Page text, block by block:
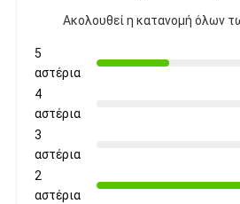
Ακολουθεί η κατανομή όλων
5
αστέρια
4
αστέρια
3
αστέρια
2
αστέρια